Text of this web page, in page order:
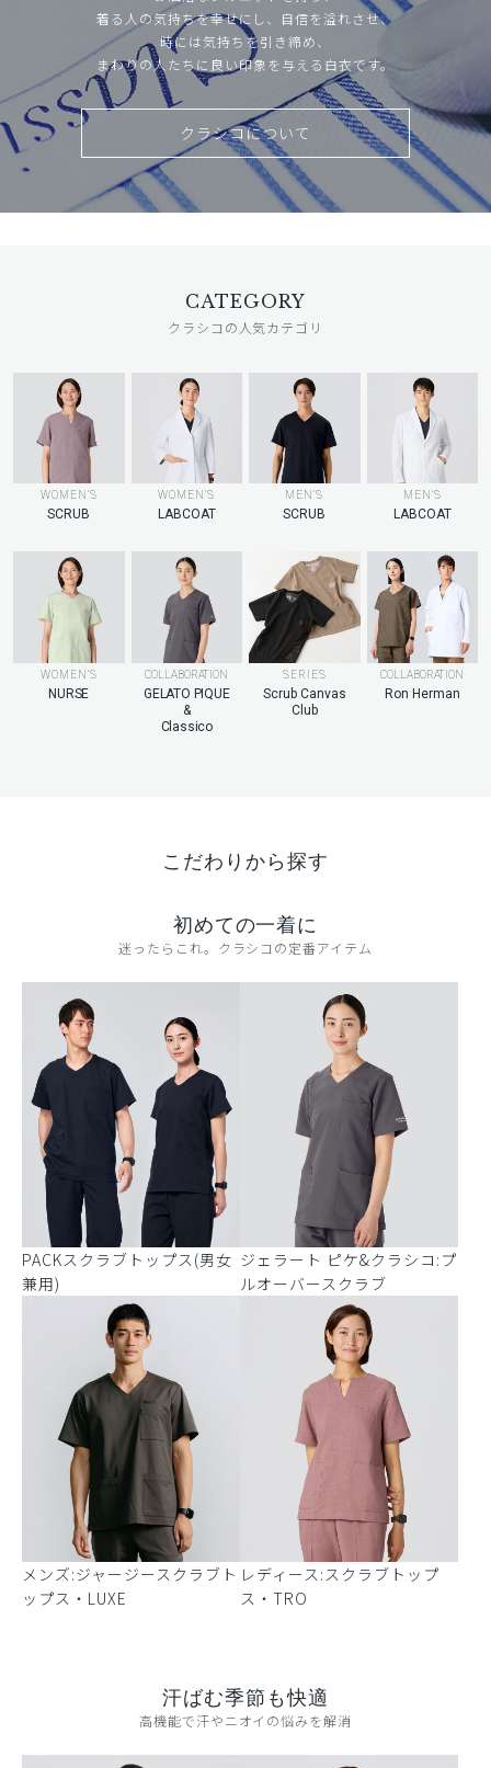
着る人の気持ちを幸せにし、自信を溢れさせ、
時には気持ちを引き締め、
まわりの人たちに良い印象を与える白衣です。
クラシコについて
CATEGORY
クラシコの人気カテゴリ
WOMEN’S
SCRUB
WOMEN’S
LABCOAT
MEN’S
SCRUB
MEN’S
LABCOAT
WOMEN’S
NURSE
COLLABORATION
GELATO PIQUE
&
Classico
SERIES
Scrub Canvas
Club
COLLABORATION
Ron Herman
こだわりから探す
初めての一着に
迷ったらこれ。クラシコの定番アイテム
PACKスクラブトップス(男女
兼用)
ジェラート ピケ&クラシコ:プ
ルオーバースクラブ
メンズ:ジャージースクラブト
ップス・LUXE
レディース:スクラブトップ
ス・TRO
汗ばむ季節も快適
高機能で汗やニオイの悩みを解消